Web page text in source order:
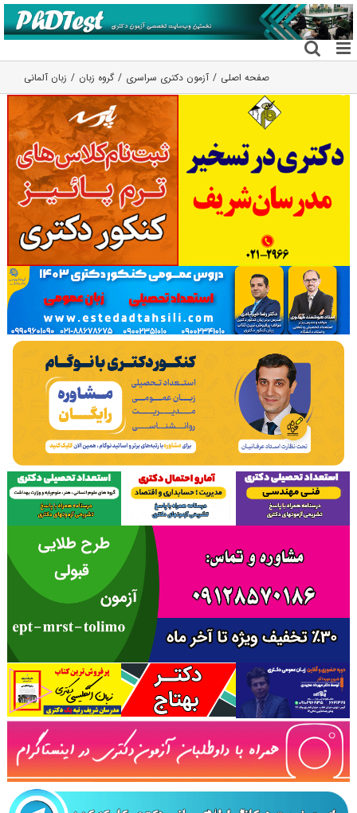
رفتن
به
محتوا
صفحه اصلی آزمون دکتری سراسری گروه زبان زبان آلمانی